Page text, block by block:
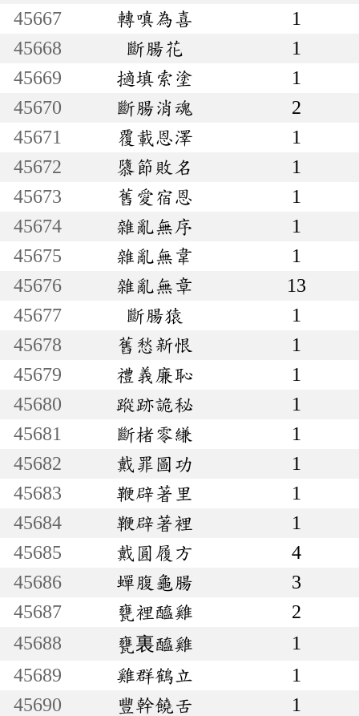
45667
轉嗔為喜
1
45668
斷腸花
1
45669
擿填索塗
1
45670
斷腸消魂
2
45671
覆載恩澤
1
45672
隳節敗名
1
45673
舊愛宿恩
1
45674
雜亂無序
1
45675
雜亂無韋
1
45676
雜亂無章
13
45677
斷腸猿
1
45678
舊愁新恨
1
45679
禮義廉恥
1
45680
蹤跡詭秘
1
45681
斷楮零縑
1
45682
戴罪圖功
1
45683
鞭辟著里
1
45684
鞭辟著裡
1
45685
戴圓履方
4
45686
蟬腹龜腸
3
45687
甕裡醯雞
2
45688
甕裏醯雞
1
45689
雞群鶴立
1
45690
豐幹饒舌
1